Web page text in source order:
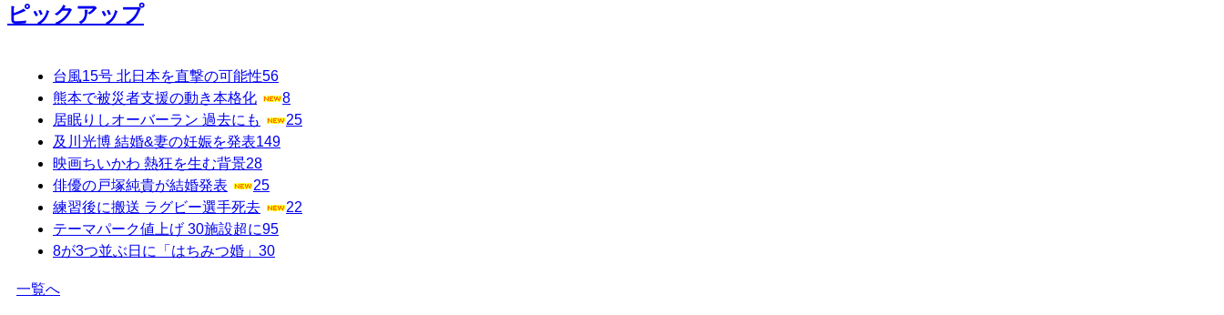
ピックアップ
台風15号 北日本を直撃の可能性56
熊本で被災者支援の動き本格化
8
居眠りしオーバーラン 過去にも
25
及川光博 結婚&妻の妊娠を発表149
映画ちいかわ 熱狂を生む背景28
俳優の戸塚純貴が結婚発表
25
練習後に搬送 ラグビー選手死去
22
テーマパーク値上げ 30施設超に95
8が3つ並ぶ日に「はちみつ婚」 30
一覧へ